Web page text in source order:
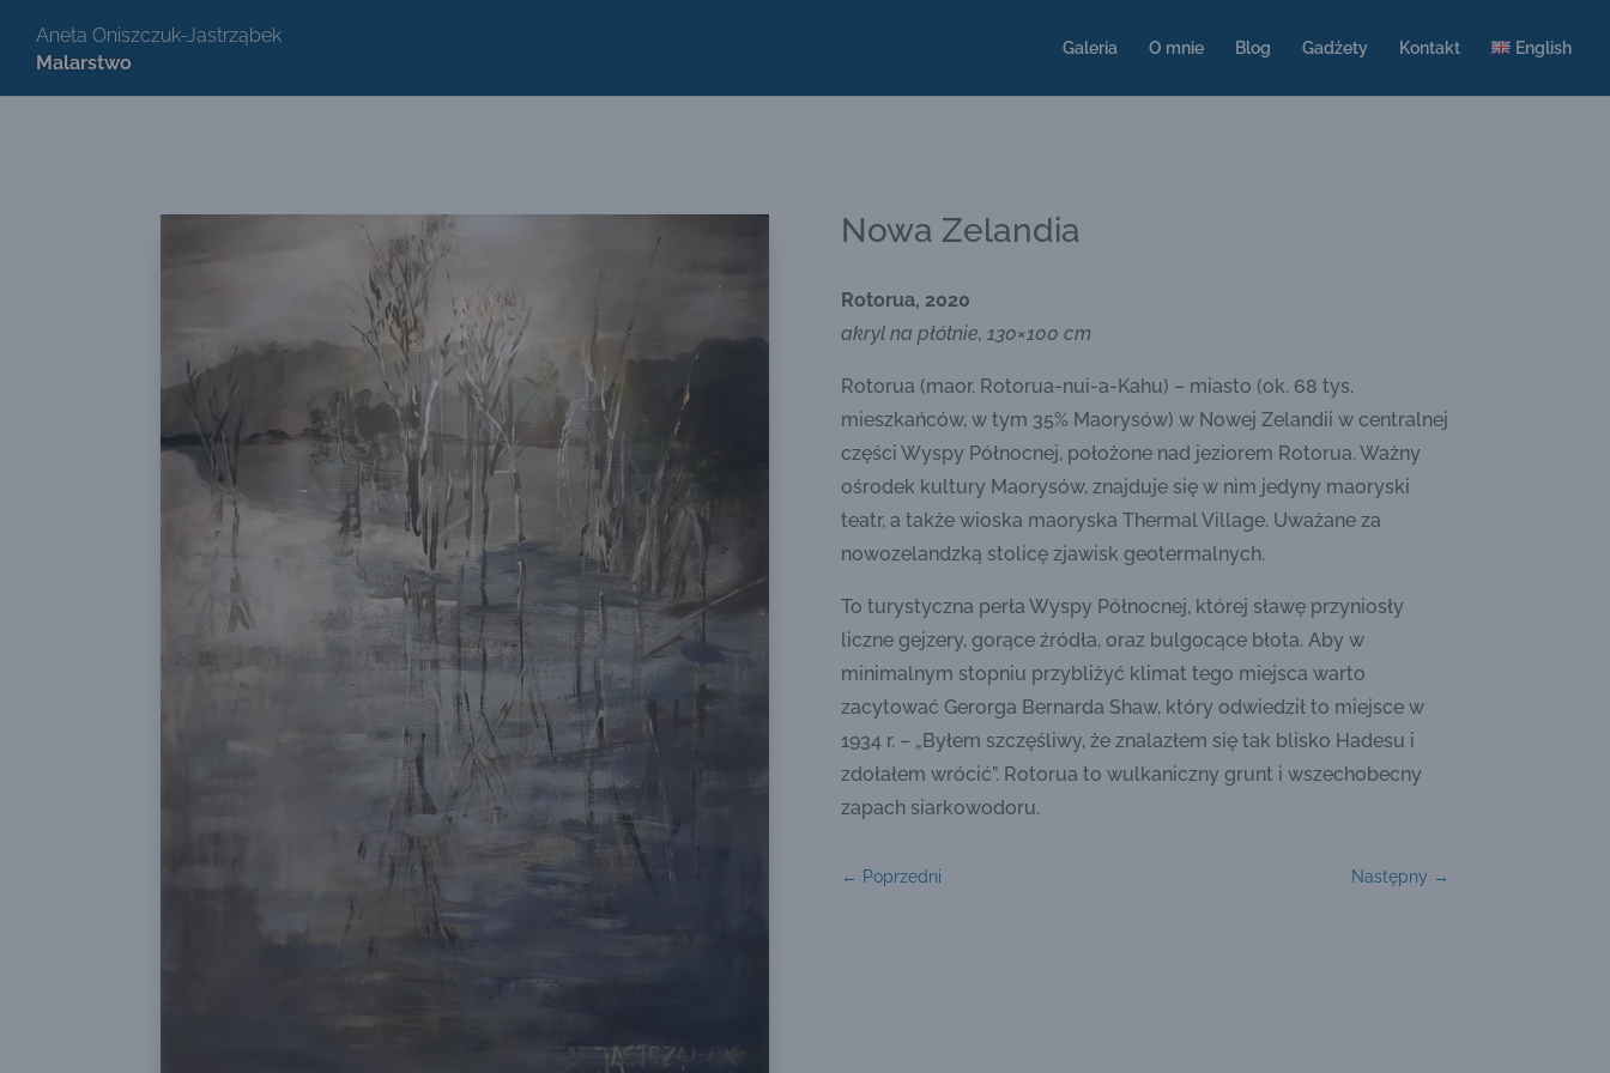
Galeria O mnie Blog Gadżety Kontakt English
Nowa Zelandia
Rotorua, 2020
akryl na płótnie, 130×100 cm
Rotorua (maor. Rotorua-nui-a-Kahu) – miasto (ok. 68 tys.
mieszkańców, w tym 35% Maorysów) w Nowej Zelandii w centralnej
części Wyspy Północnej, położone nad jeziorem Rotorua. Ważny
ośrodek kultury Maorysów, znajduje się w nim jedyny maoryski
teatr, a także wioska maoryska Thermal Village. Uważane za
nowozelandzką stolicę zjawisk geotermalnych.
To turystyczna perła Wyspy Północnej, której sławę przyniosły
liczne gejzery, gorące źródła, oraz bulgocące błota. Aby w
minimalnym stopniu przybliżyć klimat tego miejsca warto
zacytować Gerorga Bernarda Shaw, który odwiedził to miejsce w
1934 r. – „Byłem szczęśliwy, że znalazłem się tak blisko Hadesu i
zdołałem wrócić”. Rotorua to wulkaniczny grunt i wszechobecny
zapach siarkowodoru.
← Poprzedni Następny →